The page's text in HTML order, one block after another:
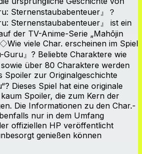
Sternenstaubabenteuer』？
Sternenstaubabenteuer』 ist ein
der TV-Anime-Serie „Mahōjin
viele Char. erscheinen im Spiel
』? Beliebte Charaktere wie
sowie über 80 Charaktere werden
zur Originalgeschichte
Dieses Spiel hat eine originale
Spoiler, die zum Kern der
Die Informationen zu den Char.-
nur in dem Umfang
offiziellen HP veröffentlicht
genießen können